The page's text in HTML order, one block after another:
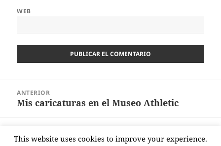
WEB
entradas
ANTERIOR
Entrada
Mis caricaturas en el Museo Athletic
Entrada
Athletic-Girona. Vuelve Iraizoz
This website uses cookies to improve your experience.